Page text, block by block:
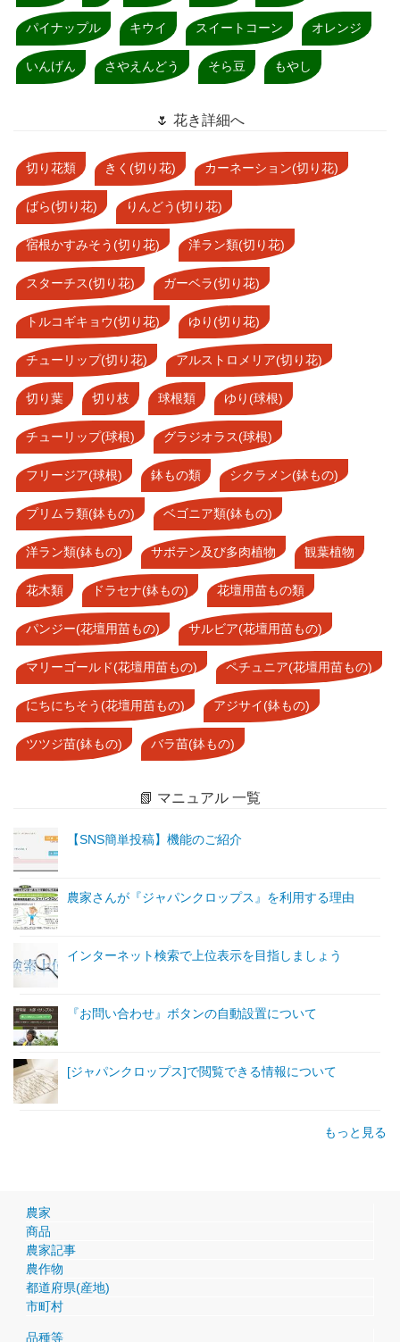
パイナップル キウイ スイートコーン オレンジ
いんげん さやえんどう そら豆 もやし
🌷 花き詳細へ
切り花類 きく(切り花) カーネーション(切り花)
ばら(切り花) りんどう(切り花)
宿根かすみそう(切り花) 洋ラン類(切り花)
スターチス(切り花) ガーベラ(切り花)
トルコギキョウ(切り花) ゆり(切り花)
チューリップ(切り花) アルストロメリア(切り花)
切り葉 切り枝 球根類 ゆり(球根)
チューリップ(球根) グラジオラス(球根)
フリージア(球根) 鉢もの類 シクラメン(鉢もの)
プリムラ類(鉢もの) ベゴニア類(鉢もの)
洋ラン類(鉢もの) サボテン及び多肉植物 観葉植物
花木類 ドラセナ(鉢もの) 花壇用苗もの類
パンジー(花壇用苗もの) サルビア(花壇用苗もの)
マリーゴールド(花壇用苗もの) ペチュニア(花壇用苗もの)
にちにちそう(花壇用苗もの) アジサイ(鉢もの)
ツツジ苗(鉢もの) バラ苗(鉢もの)
📗 マニュアル 一覧
【SNS簡単投稿】機能のご紹介
農家さんが『ジャパンクロップス』を利用する理由
インターネット検索で上位表示を目指しましょう
『お問い合わせ』ボタンの自動設置について
[ジャパンクロップス]で閲覧できる情報について
もっと見る
農家
商品
農家記事
農作物
都道府県(産地)
市町村
品種等